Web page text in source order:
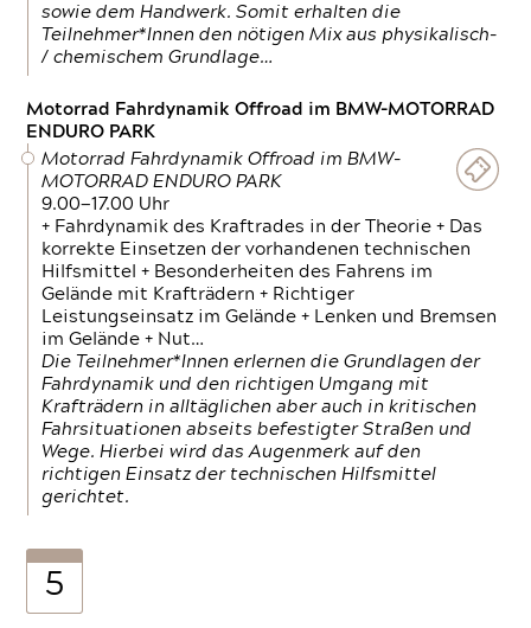
sowie dem Handwerk. Somit erhalten die
Teilnehmer*Innen den nötigen Mix aus physikalisch-
/ chemischem Grundlage…
Motorrad Fahrdynamik Offroad im BMW-MOTORRAD
ENDURO PARK
Motorrad Fahrdynamik Offroad im BMW-
MOTORRAD ENDURO PARK
9.00—17.00 Uhr
+ Fahrdynamik des Kraftrades in der Theorie + Das
korrekte Einsetzen der vorhandenen technischen
Hilfsmittel + Besonderheiten des Fahrens im
Gelände mit Krafträdern + Richtiger
Leistungseinsatz im Gelände + Lenken und Bremsen
im Gelände + Nut…
Die Teilnehmer*Innen erlernen die Grundlagen der
Fahrdynamik und den richtigen Umgang mit
Krafträdern in alltäglichen aber auch in kritischen
Fahrsituationen abseits befestigter Straßen und
Wege. Hierbei wird das Augenmerk auf den
richtigen Einsatz der technischen Hilfsmittel
gerichtet.
5